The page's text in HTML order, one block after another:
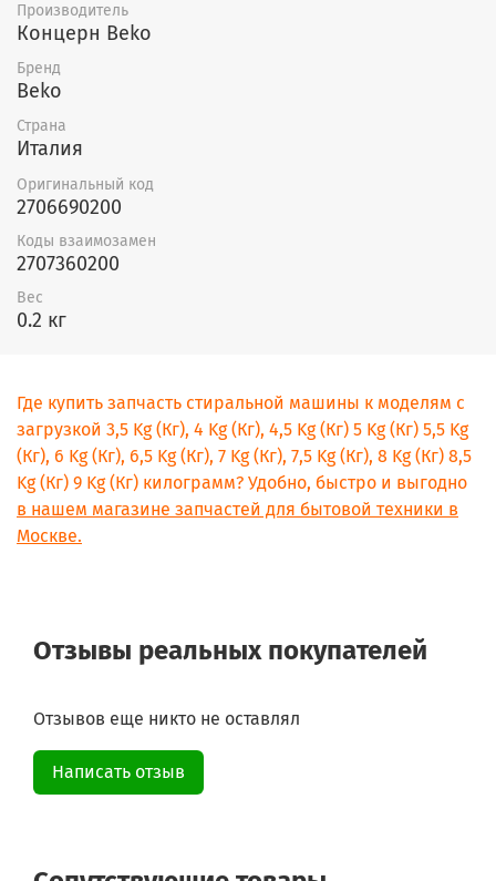
Производитель
Концерн Beko
Бренд
Beko
Страна
Италия
Оригинальный код
2706690200
Коды взаимозамен
2707360200
Вес
0.2 кг
Где купить запчасть стиральной машины к моделям с
загрузкой 3,5 Kg (Кг), 4 Kg (Кг), 4,5 Kg (Кг) 5 Kg (Кг) 5,5 Kg
(Кг), 6 Kg (Кг), 6,5 Kg (Кг), 7 Kg (Кг), 7,5 Kg (Кг), 8 Kg (Кг) 8,5
Kg (Кг) 9 Kg (Кг) килограмм? Удобно, быстро и выгодно
в нашем магазине запчастей для бытовой техники в
Москве.
Отзывы реальных покупателей
Отзывов еще никто не оставлял
Написать отзыв